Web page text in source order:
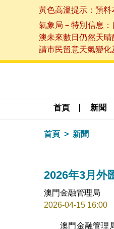
黃色高溫提示：預
氣象局－特別信息
澳未來數日仍然天
請市民留意天氣變
首頁 新聞
首頁 新聞
2026年3月外
澳門金融管理局
2026-04-15 16:00
澳門金融管理